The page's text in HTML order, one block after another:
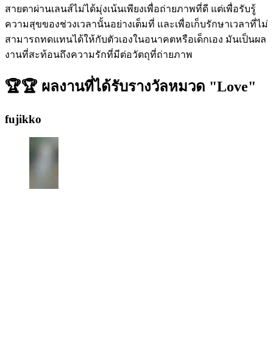
สายตาผ่านเลนส์ไม่ได้มุ่งเน้นเพียงเพื่อถ่ายภาพที่ดี แต่เพื่อรับรู้
ความสุขของช่วงเวลานั้นอย่างเต็มที่ และเพื่อเก็บรักษาเวลาที่ไม่
สามารถทดแทนได้ให้กับตัวเองในอนาคตหรือเด็กเอง มันเป็นผล
งานที่สะท้อนถึงความรักที่มีต่อวัตถุที่ถ่ายภาพ
🏆🏆 ผลงานที่ได้รับรางวัลหมวด "Love"
fujikko